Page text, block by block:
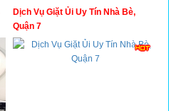
Dịch Vụ Giặt Ủi Uy Tín Nhà Bè,
Quận 7